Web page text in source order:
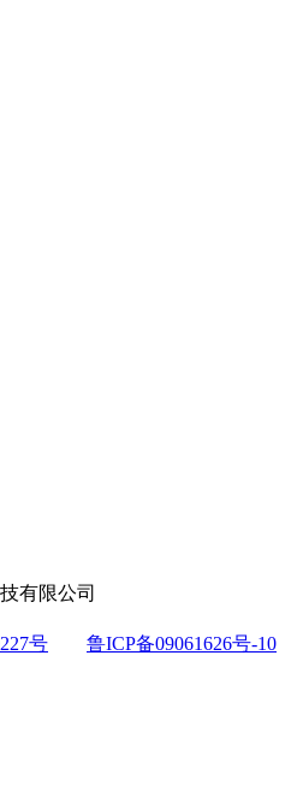
有限公司
号 鲁ICP备09061626号-10